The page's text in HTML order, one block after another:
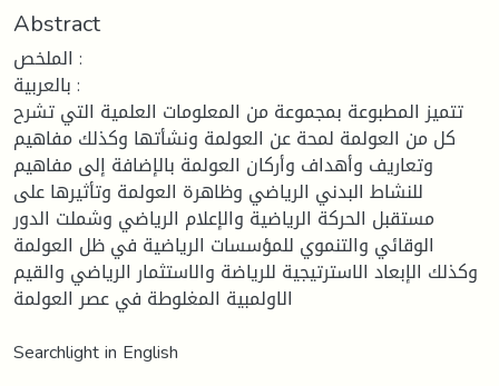
Abstract
الملخص :
بالعربية :
تتميز المطبوعة بمجموعة من المعلومات العلمية التي تشرح
كل من العولمة لمحة عن العولمة ونشأتها وكذلك مفاهيم
وتعاريف وأهداف وأركان العولمة بالإضافة إلى مفاهيم
للنشاط البدني الرياضي وظاهرة العولمة وتأثيرها على
مستقبل الحركة الرياضية والإعلام الرياضي وشملت الدور
الوقائي والتنموي للمؤسسات الرياضية في ظل العولمة
وكذلك الإبعاد الاسترتيجية للرياضة والاستثمار الرياضي والقيم
الاولمبية المغلوطة في عصر العولمة
Searchlight in English